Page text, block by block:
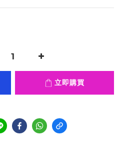
立即購買